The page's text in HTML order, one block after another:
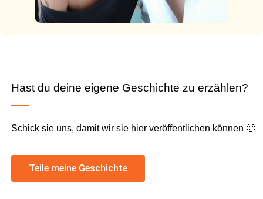
Hast du deine eigene Geschichte zu erzählen?
Schick sie uns, damit wir sie hier veröffentlichen können 🙂
Teile meine Geschichte